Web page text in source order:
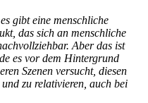
gibt eine menschliche
das sich an menschliche
Aber das ist
es vor dem Hintergrund
Szenen versucht, diesen
zu relativieren, auch bei